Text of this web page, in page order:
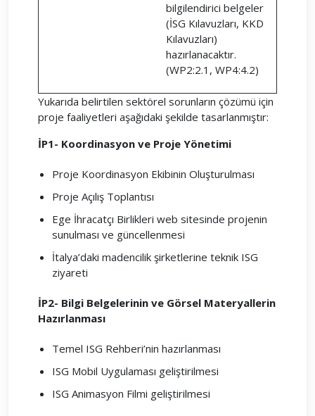
bilgilendirici belgeler
(İSG Kılavuzları, KKD
Kılavuzları)
hazırlanacaktır.
(WP2:2.1, WP4:4.2)
Yukarıda belirtilen sektörel sorunların çözümü için
proje faaliyetleri aşağıdaki şekilde tasarlanmıştır:
İP1- Koordinasyon ve Proje Yönetimi
Proje Koordinasyon Ekibinin Oluşturulması
Proje Açılış Toplantısı
Ege İhracatçı Birlikleri web sitesinde projenin
sunulması ve güncellenmesi
İtalya’daki madencilik şirketlerine teknik ISG
ziyareti
İP2- Bilgi Belgelerinin ve Görsel Materyallerin
Hazırlanması
Temel ISG Rehberi’nin hazırlanması
ISG Mobil Uygulaması geliştirilmesi
ISG Animasyon Filmi geliştirilmesi